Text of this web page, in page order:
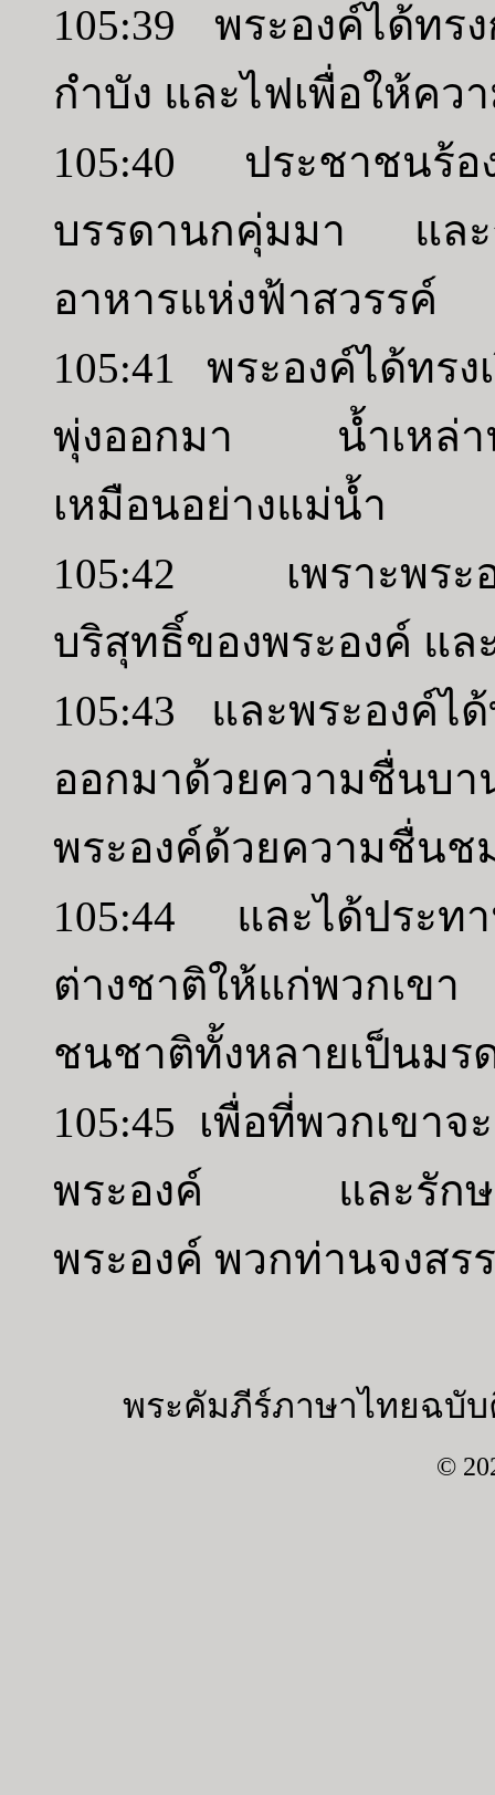
105:39 พระองค์ได้ทร
กำบัง และไฟเพื่อให้คว
105:40 ประชาชนร้
บรรดานกคุ่มมา และ
อาหารแห่งฟ้าสวรรค์
105:41 พระองค์ได้ทร
พุ่งออกมา น้ำเหล่านั้
เหมือนอย่างแม่น้ำ
105:42 เพราะพระอ
บริสุทธิ์ของพระองค์ แล
105:43 และพระองค์ไ
ออกมาด้วยความชื่น
พระองค์ด้วยความชื่นช
105:44 และได้ประท
ต่างชาติให้แก่พวกเข
ชนชาติทั้งหลายเป็นมร
105:45 เพื่อที่พวกเขา
พระองค์ และรักษา
พระองค์ พวกท่านจงสร
พระคัมภีร์ภาษาไทยฉบับ
©